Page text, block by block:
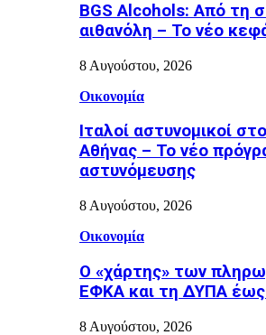
BGS Alcohols: Από τη
αιθανόλη – Το νέο
8 Αυγούστου, 2026
Οικονομία
Ιταλοί αστυνομικοί
Αθήνας – Το νέο
αστυνόμευσης
8 Αυγούστου, 2026
Οικονομία
Ο «χάρτης» των
ΕΦΚΑ και τη ΔΥΠΑ έως
8 Αυγούστου, 2026